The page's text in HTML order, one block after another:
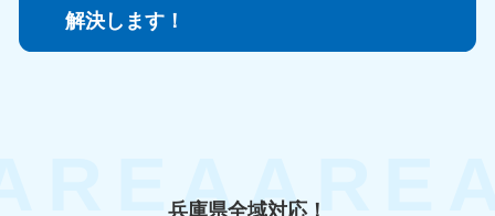
解決します！
兵庫県全域対応！